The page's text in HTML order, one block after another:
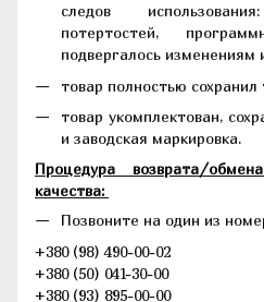
следов
потертостей,
подвергалось изменениям
товар полностью сохранил
товар укомплектован,
и заводская маркировка.
Процедура возврата/
качества:
Позвоните на один из
+380 (98) 490-00-02
+380 (50) 041-30-00
+380 (93) 895-00-00